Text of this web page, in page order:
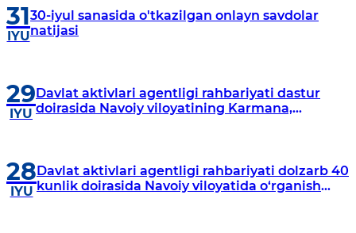
31
IYU
30-iyul sanasida o'tkazilgan onlayn savdolar
natijasi
29
IYU
Davlat aktivlari agentligi rahbariyati dastur
doirasida Navoiy viloyatining Karmana,
28
IYU
Davlat aktivlari agentligi rahbariyati dolzarb 40
kunlik doirasida Navoiy viloyatida o‘rganish